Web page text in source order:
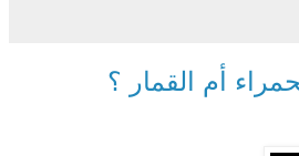
أم القمار ؟